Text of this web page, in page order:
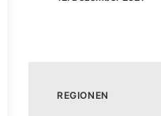
REGIONEN